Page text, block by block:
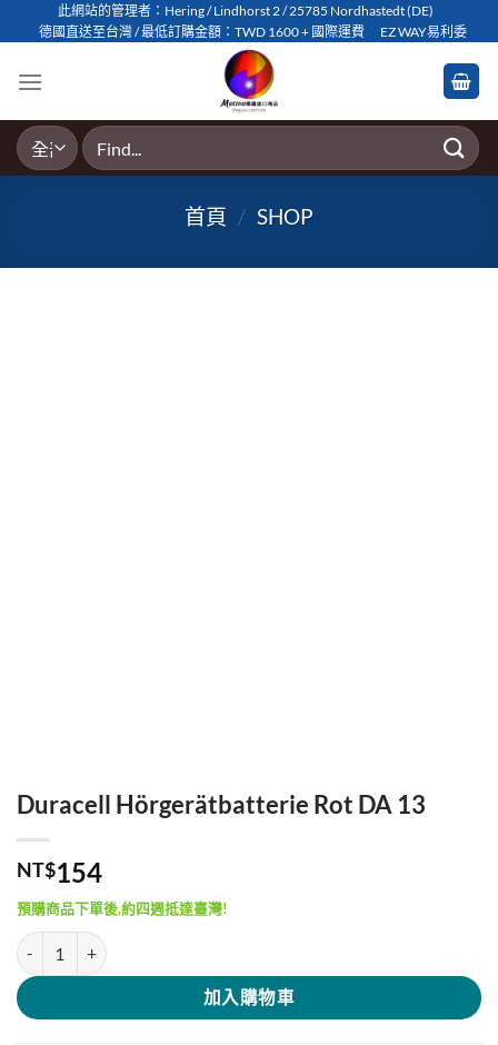
to
此網站的管理者：Hering / Lindhorst 2 / 25785 Nordhastedt (DE)
德國直送至台灣 / 最低訂購金額：TWD 1600 + 國際運費
EZ WAY易利委
搜
尋
首頁 / SHOP
Duracell Hörgerätbatterie Rot DA 13
NT$154
預購商品下單後,約四週抵達臺灣!
Duracell Hörgerätbatterie Rot DA 13 數量
加入購物車